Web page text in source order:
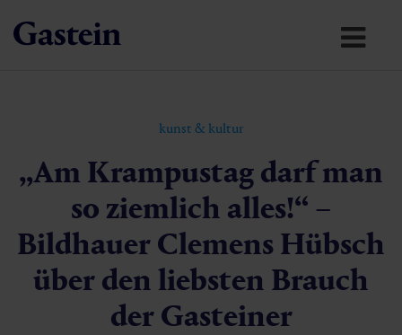
kunst & kultur
„Am Krampustag darf man
so ziemlich alles!“ –
Bildhauer Clemens Hübsch
über den liebsten Brauch
der Gasteiner